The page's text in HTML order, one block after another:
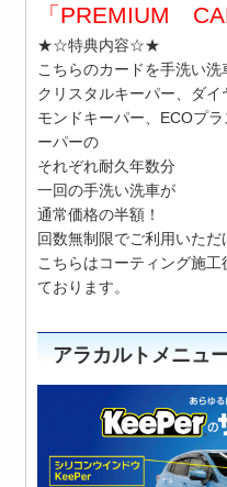
「PREMIUM
★☆特典内容☆★
こちらのカードを手洗い洗
クリスタルキーパー、ダ
モンドキーパー、ECOプ
ーパーの
それぞれ耐久年数分
一回の手洗い洗車が
通常価格の半額！
回数無制限でご利用いただ
こちらはコーティング施
ております。
アラカルトメニュ